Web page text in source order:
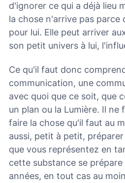
d'ignorer ce qui a déjà lieu
la chose n'arrive pas parce
pour lui. Elle peut arriver
son petit univers à lui,
Ce qu'il faut donc
communication, une
avec quoi que ce soit, que
un plan ou la Lumière. Il ne
faire la chose qu'il faut au
aussi, petit à petit,
que vous représentez en
cette substance se
années, en tout cas au